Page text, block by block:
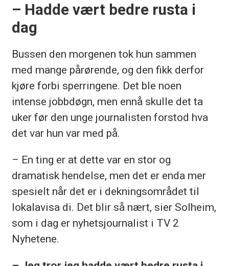
– Hadde vært bedre rusta i
dag
Bussen den morgenen tok hun sammen
med mange pårørende, og den fikk derfor
kjøre forbi sperringene. Det ble noen
intense jobbdøgn, men ennå skulle det ta
uker før den unge journalisten forstod hva
det var hun var med på.
– En ting er at dette var en stor og
dramatisk hendelse, men det er enda mer
spesielt når det er i dekningsområdet til
lokalavisa di. Det blir så nært, sier Solheim,
som i dag er nyhetsjournalist i TV 2
Nyhetene.